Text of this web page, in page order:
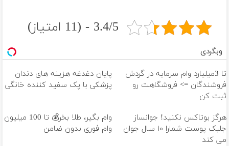
3.4/5 - (11 امتیاز)
وبگردی
تا 3میلیارد وام سرمایه در گردش
فروشندگان => فروشگاهت رو
ثبت کن
پایان دغدغه هزینه های دندان
پزشکی با پک سفید کننده خانگی
هرگز بوتاکس نکنید! جوانساز
جلبک پوست شمارا ۱۰ سال جوان
می کند
وام بگیر، طلا بخر💰 تا 100 میلیون
وام فوری بدون ضامن